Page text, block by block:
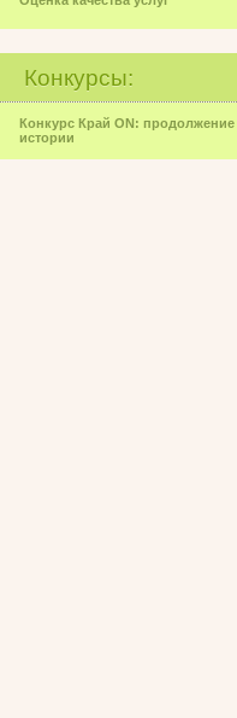
Конкурсы:
Конкурс Край ON: продолжение
истории